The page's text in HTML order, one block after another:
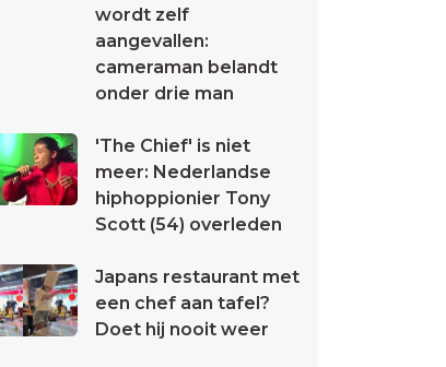
wordt zelf
aangevallen:
cameraman belandt
onder drie man
'The Chief' is niet
meer: Nederlandse
hiphoppionier Tony
Scott (54) overleden
Japans restaurant met
een chef aan tafel?
Doet hij nooit weer